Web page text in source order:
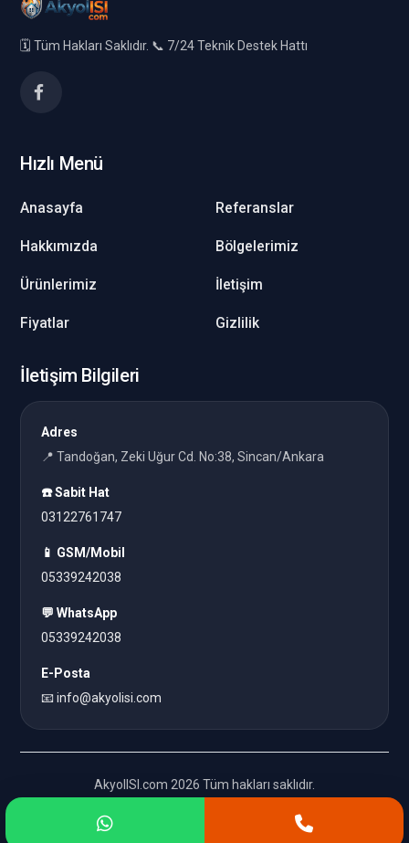
🗓️ Tüm Hakları Saklıdır. 📞 7/24 Teknik Destek Hattı
Hızlı Menü
Anasayfa
Hakkımızda
Ürünlerimiz
Fiyatlar
Referanslar
Bölgelerimiz
İletişim
Gizlilik
İletişim Bilgileri
Adres
📍 Tandoğan, Zeki Uğur Cd. No:38, Sincan/Ankara
☎️ Sabit Hat
03122761747
📱 GSM/Mobil
05339242038
💬 WhatsApp
05339242038
E-Posta
📧 info@akyolisi.com
AkyolISI.com 2026 Tüm hakları saklıdır.